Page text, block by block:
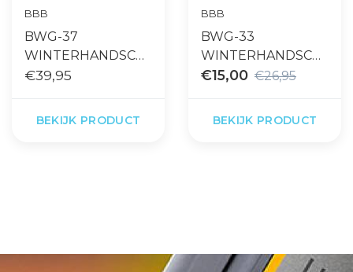
BBB
BWG-37
WINTERHANDSCH
OENEN
€39,95
BEKIJK PRODUCT
BBB
BWG-33
WINTERHANDSCH
OENEN
€15,00 €26,95
BEKIJK PRODUCT